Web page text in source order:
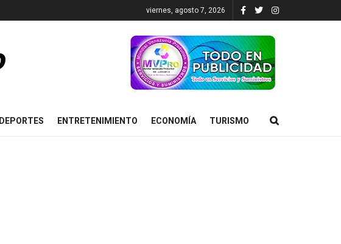
viernes, agosto 7, 2026
DEPORTES ENTRETENIMIENTO ECONOMÍA TURISMO